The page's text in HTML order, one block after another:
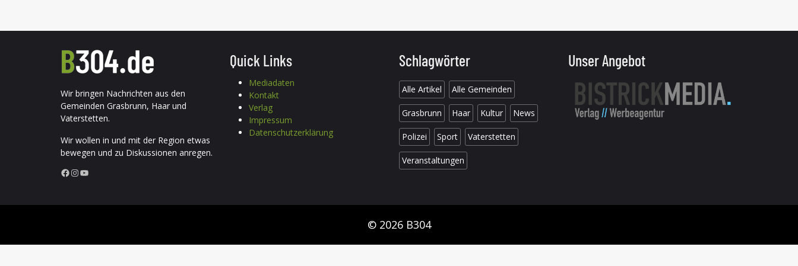
Wir bringen Nachrichten aus den
Gemeinden Grasbrunn, Haar und
Vaterstetten.
Wir wollen in und mit der Region etwas
bewegen und zu Diskussionen anregen.
Facebook InstagramYouTube
Quick Links
Mediadaten
Kontakt
Verlag
Impressum
Datenschutzerklärung
Schlagwörter
Alle Artikel Alle Gemeinden
Grasbrunn Haar Kultur News
Polizei Sport Vaterstetten
Veranstaltungen
Unser Angebot
© 2026 B304